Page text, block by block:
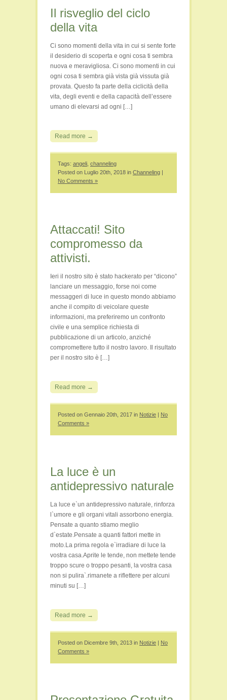
Il risveglio del ciclo
della vita
Ci sono momenti della vita in cui si sente forte
il desiderio di scoperta e ogni cosa ti sembra
nuova e meravigliosa. Ci sono momenti in cui
ogni cosa ti sembra già vista già vissuta già
provata. Questo fa parte della ciclicità della
vita, degli eventi e della capacità dell’essere
umano di elevarsi ad ogni […]
Read more →
Tags: angeli channeling
Posted on Luglio 20th, 2018 in Channeling |
No Comments »
Attaccati! Sito
compromesso da
attivisti.
Ieri il nostro sito è stato hackerato per “dicono”
lanciare un messaggio, forse noi come
messaggeri di luce in questo mondo abbiamo
anche il compito di veicolare queste
informazioni, ma preferiremo un confronto
civile e una semplice richiesta di
pubblicazione di un articolo, anziché
compromettere tutto il nostro lavoro. Il risultato
per il nostro sito è […]
Read more →
Posted on Gennaio 20th, 2017 in Notizie | No
Comments »
La luce è un
antidepressivo naturale
La luce e`un antidepressivo naturale, rinforza
l`umore e gli organi vitali assorbono energia.
Pensate a quanto stiamo meglio
d`estate.Pensate a quanti fattori mette in
moto.La prima regola e`irradiare di luce la
vostra casa.Aprite le tende, non mettete tende
troppo scure o troppo pesanti, la vostra casa
non si pulira`.rimanete a riflettere per alcuni
minuti su […]
Read more →
Posted on Dicembre 9th, 2013 in Notizie | No
Comments »